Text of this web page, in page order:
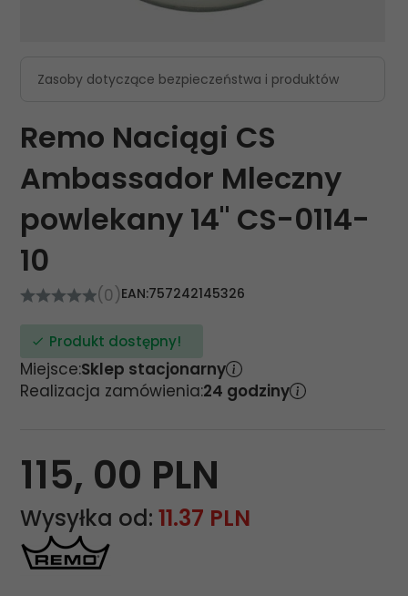
Zasoby dotyczące bezpieczeństwa i produktów
Remo Naciągi CS
Ambassador Mleczny
powlekany 14" CS-0114-
10
(0)EAN:757242145326
Produkt dostępny!
Miejsce:Sklep stacjonarny
Realizacja zamówienia:24 godziny
115, 00 PLN
Wysyłka od: 11.37 PLN